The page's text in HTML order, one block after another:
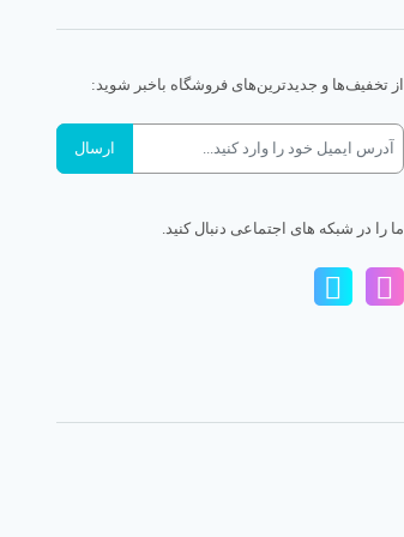
از تخفیف‌ها و جدیدترین‌های فروشگاه باخبر شوید:
ما را در شبکه های اجتماعی دنبال کنید.